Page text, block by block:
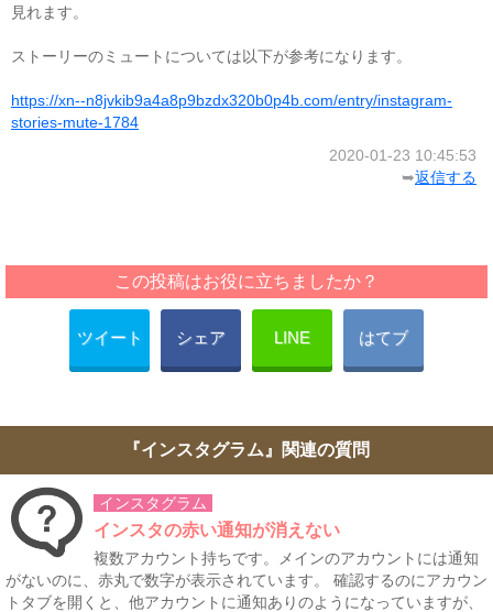
見れます。
ストーリーのミュートについては以下が参考になります。
https://xn--n8jvkib9a4a8p9bzdx320b0p4b.com/entry/instagram-
stories-mute-1784
2020-01-23 10:45:53
➥返信する
この投稿はお役に立ちましたか？
ツイート シェア LINE はてブ
『インスタグラム』関連の質問
インスタグラム
インスタの赤い通知が消えない
複数アカウント持ちです。メインのアカウントには通知
がないのに、赤丸で数字が表示されています。 確認するのにアカウン
トタブを開くと、他アカウントに通知ありのようになっていますが、